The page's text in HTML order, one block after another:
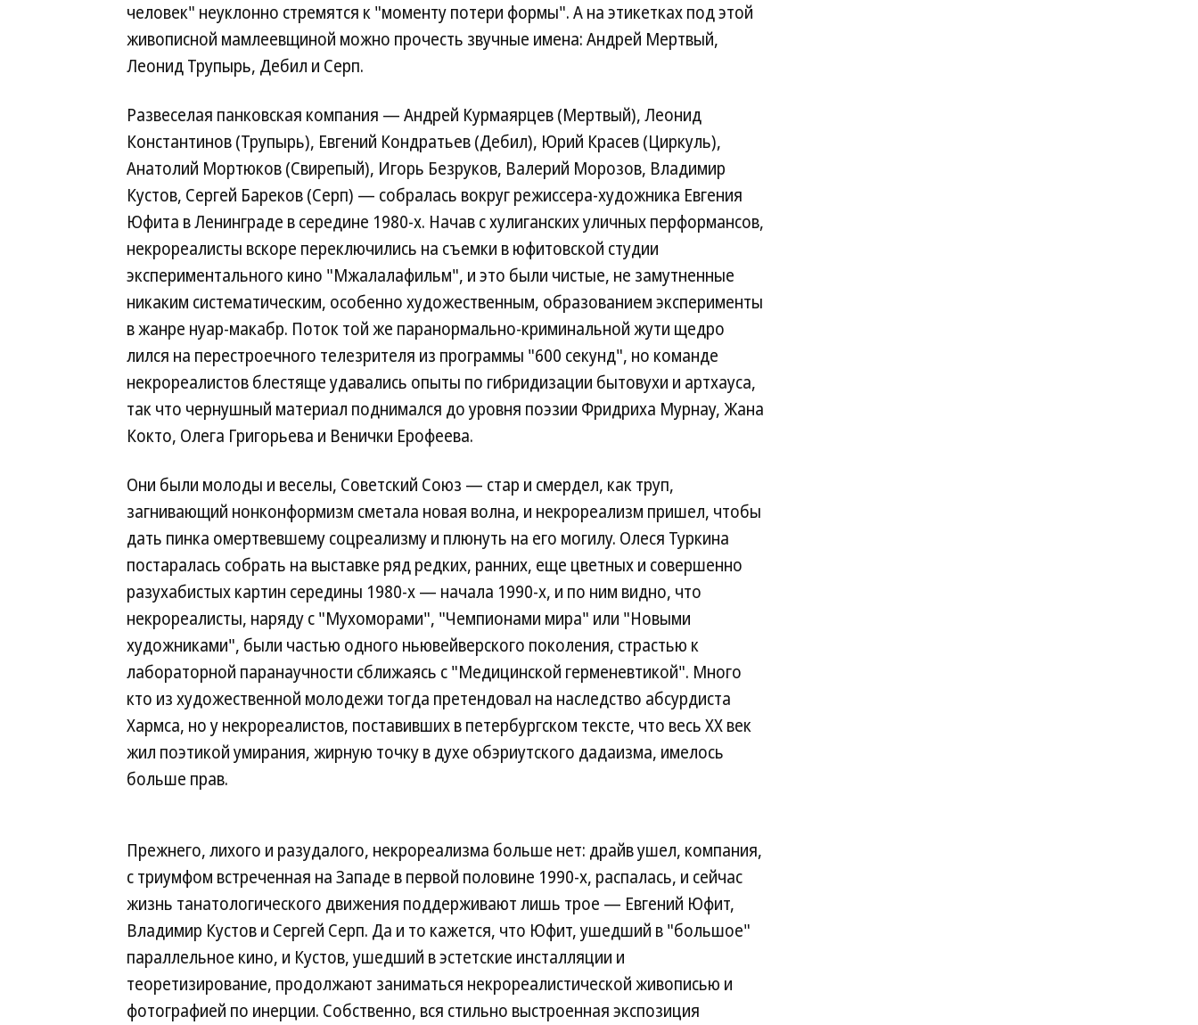
человек" неуклонно стремятся к "моменту потери формы". А на этикетках под этой
живописной мамлеевщиной можно прочесть звучные имена: Андрей Мертвый,
Леонид Трупырь, Дебил и Серп.
Развеселая панковская компания — Андрей Курмаярцев (Мертвый), Леонид
Константинов (Трупырь), Евгений Кондратьев (Дебил), Юрий Красев (Циркуль),
Анатолий Мортюков (Свирепый), Игорь Безруков, Валерий Морозов, Владимир
Кустов, Сергей Бареков (Серп) — собралась вокруг режиссера-художника Евгения
Юфита в Ленинграде в середине 1980-х. Начав с хулиганских уличных перформансов,
некрореалисты вскоре переключились на съемки в юфитовской студии
экспериментального кино "Мжалалафильм", и это были чистые, не замутненные
никаким систематическим, особенно художественным, образованием эксперименты
в жанре нуар-макабр. Поток той же паранормально-криминальной жути щедро
лился на перестроечного телезрителя из программы "600 секунд", но команде
некрореалистов блестяще удавались опыты по гибридизации бытовухи и артхауса,
так что чернушный материал поднимался до уровня поэзии Фридриха Мурнау, Жана
Кокто, Олега Григорьева и Венички Ерофеева.
Они были молоды и веселы, Советский Союз — стар и смердел, как труп,
загнивающий нонконформизм сметала новая волна, и некрореализм пришел, чтобы
дать пинка омертвевшему соцреализму и плюнуть на его могилу. Олеся Туркина
постаралась собрать на выставке ряд редких, ранних, еще цветных и совершенно
разухабистых картин середины 1980-х — начала 1990-х, и по ним видно, что
некрореалисты, наряду с "Мухоморами", "Чемпионами мира" или "Новыми
художниками", были частью одного ньювейверского поколения, страстью к
лабораторной паранаучности сближаясь с "Медицинской герменевтикой". Много
кто из художественной молодежи тогда претендовал на наследство абсурдиста
Хармса, но у некрореалистов, поставивших в петербургском тексте, что весь XX век
жил поэтикой умирания, жирную точку в духе обэриутского дадаизма, имелось
больше прав.
Прежнего, лихого и разудалого, некрореализма больше нет: драйв ушел, компания,
с триумфом встреченная на Западе в первой половине 1990-х, распалась, и сейчас
жизнь танатологического движения поддерживают лишь трое — Евгений Юфит,
Владимир Кустов и Сергей Серп. Да и то кажется, что Юфит, ушедший в "большое"
параллельное кино, и Кустов, ушедший в эстетские инсталляции и
теоретизирование, продолжают заниматься некрореалистической живописью и
фотографией по инерции. Собственно, вся стильно выстроенная экспозиция